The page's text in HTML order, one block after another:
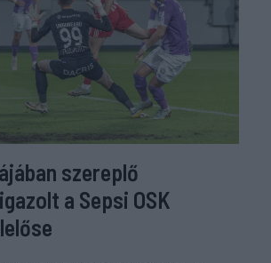
szereplő
a Sepsi OSK